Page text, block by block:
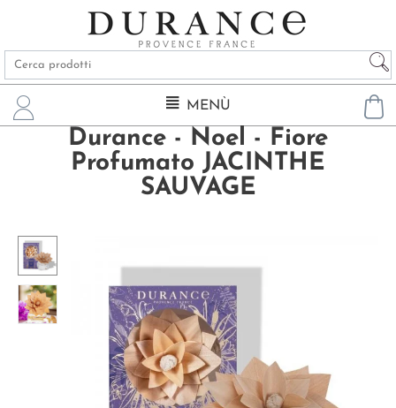
MENÙ
Durance - Noel - Fiore
Profumato JACINTHE
SAUVAGE